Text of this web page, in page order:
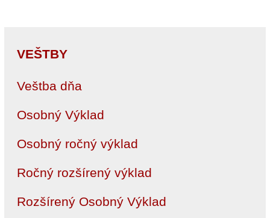
VEŠTBY
Veštba dňa
Osobný Výklad
Osobný ročný výklad
Ročný rozšírený výklad
Rozšírený Osobný Výklad